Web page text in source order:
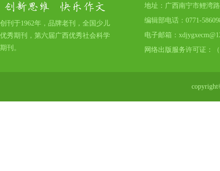
创刊于1962年，品牌老刊，全国少儿
优秀期刊，第六届广西优秀社会科学
期刊。
地址：广西南宁市鲤湾
编辑部电话：0771-
电子邮箱：
网络出版服务许可证：